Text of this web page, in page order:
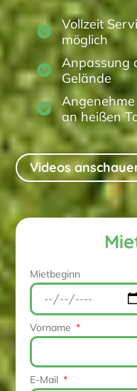
Vollzeit
möglich
Anpassung
Gelände
an heißen
Videos
Mietbeginn
Vorname
E-Mail